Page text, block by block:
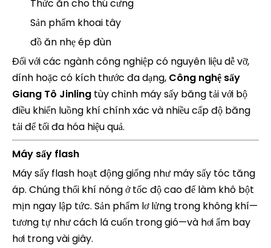
Thức ăn cho thú cưng
Sản phẩm khoai tây
đồ ăn nhẹ ép đùn
Đối với các ngành công nghiệp có nguyên liệu dễ vỡ,
dính hoặc có kích thước đa dạng, Công nghệ sấy
Giang Tô Jinling tùy chỉnh máy sấy băng tải với bộ
điều khiển luồng khí chính xác và nhiều cấp độ băng
tải để tối đa hóa hiệu quả.
Máy sấy flash
Máy sấy flash hoạt động giống như máy sấy tóc tăng
áp. Chúng thổi khí nóng ở tốc độ cao để làm khô bột
mịn ngay lập tức. Sản phẩm lơ lửng trong không khí—
tương tự như cách lá cuốn trong gió—và hơi ẩm bay
hơi trong vài giây.